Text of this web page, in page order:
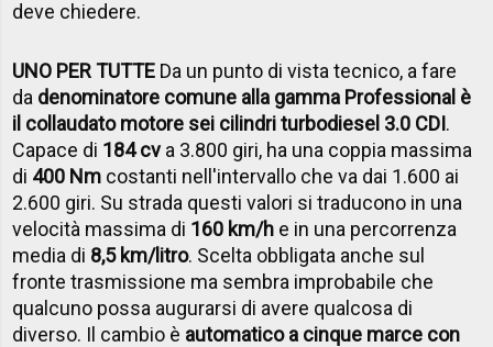
deve chiedere.
UNO PER TUTTE Da un punto di vista tecnico, a fare
da denominatore comune alla gamma Professional è
il collaudato motore sei cilindri turbodiesel 3.0 CDI.
Capace di 184 cva 3.800 giri, ha una coppia massima
di 400 Nm costanti nell'intervallo che va dai 1.600 ai
2.600 giri. Su strada questi valori si traducono in una
velocità massima di 160 km/h e in una percorrenza
media di 8,5 km/litro. Scelta obbligata anche sul
fronte trasmissione ma sembra improbabile che
qualcuno possa augurarsi di avere qualcosa di
diverso. Il cambio è automatico a cinque marce con